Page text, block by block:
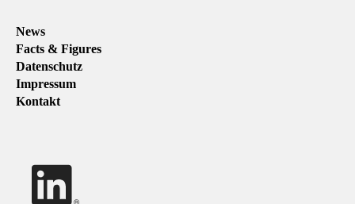
News
Facts & Figures
Datenschutz
Impressum
Kontakt